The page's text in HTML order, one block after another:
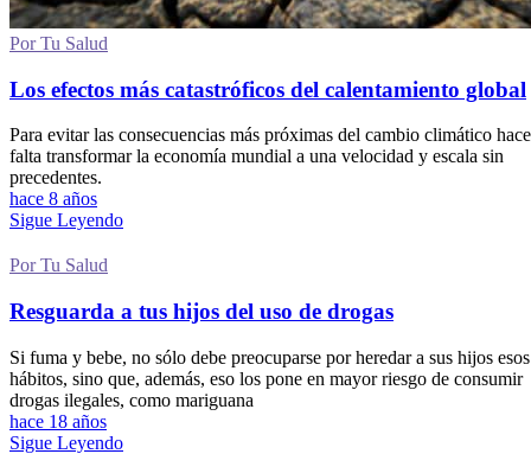
Por Tu Salud
Los efectos más catastróficos del calentamiento global
Para evitar las consecuencias más próximas del cambio climático hace
falta transformar la economía mundial a una velocidad y escala sin
precedentes.
hace 8 años
Sigue Leyendo
Por Tu Salud
Resguarda a tus hijos del uso de drogas
Si fuma y bebe, no sólo debe preocuparse por heredar a sus hijos esos
hábitos, sino que, además, eso los pone en mayor riesgo de consumir
drogas ilegales, como mariguana
hace 18 años
Sigue Leyendo